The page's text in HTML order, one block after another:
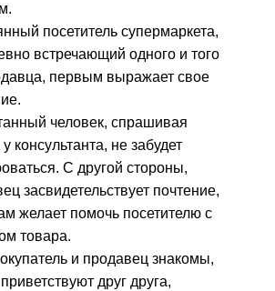
посетитель супермаркета,
встречающий одного и того
первым выражает свое
человек, спрашивая
консультанта, не забудет
С другой стороны,
засвидетельствует почтение,
желает помочь посетителю с
товара.
и продавец знакомы,
друг друга,